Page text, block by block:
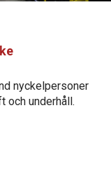
nyckelpersoner
och underhåll.